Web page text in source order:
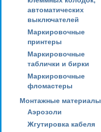
автоматических
выключателей
Маркировочные
принтеры
Маркировочные
таблички и бирки
Маркировочные
фломастеры
Монтажные материалы
Аэрозоли
Жгутировка кабеля